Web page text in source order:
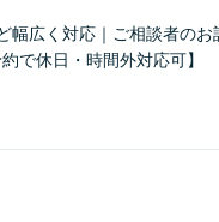
幅広く対応｜ご相談者のお
で休日・時間外対応可】